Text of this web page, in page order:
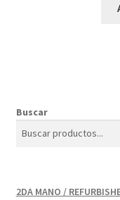
Buscar
2DA MANO /